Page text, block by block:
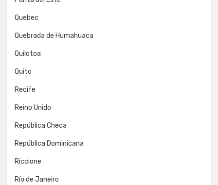
Quebec
Quebrada de Humahuaca
Quilotoa
Quito
Recife
Reino Unido
República Checa
República Dominicana
Riccione
Río de Janeiro